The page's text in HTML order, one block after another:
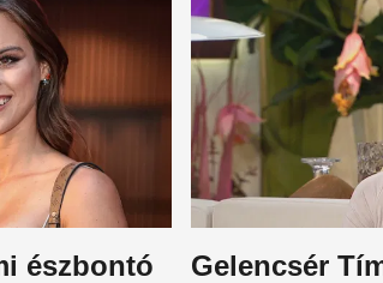
észbontó
Gelencsér